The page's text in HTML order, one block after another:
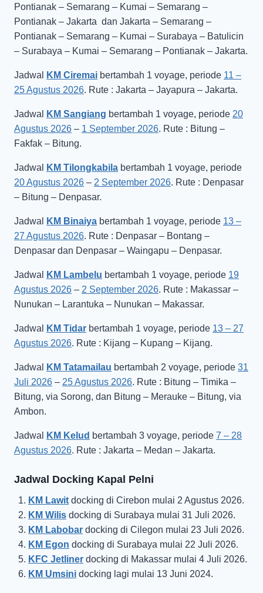
Pontianak – Semarang – Kumai – Semarang –
Pontianak – Jakarta dan Jakarta – Semarang –
Pontianak – Semarang – Kumai – Surabaya – Batulicin
– Surabaya – Kumai – Semarang – Pontianak – Jakarta.
Jadwal KM Ciremai bertambah 1 voyage, periode 11 –
25 Agustus 2026. Rute : Jakarta – Jayapura – Jakarta.
Jadwal KM Sangiang bertambah 1 voyage, periode 20
Agustus 2026 – 1 September 2026. Rute : Bitung –
Fakfak – Bitung.
Jadwal KM Tilongkabila bertambah 1 voyage, periode
20 Agustus 2026 – 2 September 2026. Rute : Denpasar
– Bitung – Denpasar.
Jadwal KM Binaiya bertambah 1 voyage, periode 13 –
27 Agustus 2026. Rute : Denpasar – Bontang –
Denpasar dan Denpasar – Waingapu – Denpasar.
Jadwal KM Lambelu bertambah 1 voyage, periode 19
Agustus 2026 – 2 September 2026. Rute : Makassar –
Nunukan – Larantuka – Nunukan – Makassar.
Jadwal KM Tidar bertambah 1 voyage, periode 13 – 27
Agustus 2026. Rute : Kijang – Kupang – Kijang.
Jadwal KM Tatamailau bertambah 2 voyage, periode 31
Juli 2026 – 25 Agustus 2026. Rute : Bitung – Timika –
Bitung, via Sorong, dan Bitung – Merauke – Bitung, via
Ambon.
Jadwal KM Kelud bertambah 3 voyage, periode 7 – 28
Agustus 2026. Rute : Jakarta – Medan – Jakarta.
Jadwal Docking Kapal Pelni
KM Lawit docking di Cirebon mulai 2 Agustus 2026.
KM Wilis docking di Surabaya mulai 31 Juli 2026.
KM Labobar docking di Cilegon mulai 23 Juli 2026.
KM Egon docking di Surabaya mulai 22 Juli 2026.
KFC Jetliner docking di Makassar mulai 4 Juli 2026.
KM Umsini docking lagi mulai 13 Juni 2024.